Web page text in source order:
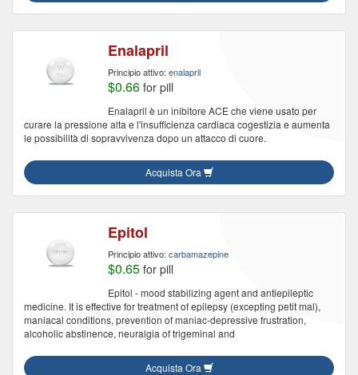
Enalapril
Principio attivo: enalapril
$0.66 for pill
Enalapril è un inibitore ACE che viene usato per
curare la pressione alta e l'insufficienza cardiaca cogestizia e aumenta
le possibilità di sopravvivenza dopo un attacco di cuore.
Acquista Ora
Epitol
Principio attivo: carbamazepine
$0.65 for pill
Epitol - mood stabilizing agent and antiepileptic
medicine. It is effective for treatment of epilepsy (excepting petit mal),
maniacal conditions, prevention of maniac-depressive frustration,
alcoholic abstinence, neuralgia of trigeminal and
Acquista Ora